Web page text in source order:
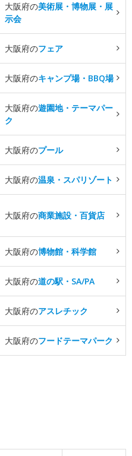
大阪府の美術展・博物展・展
示会
大阪府のフェア
大阪府のキャンプ場・BBQ場
大阪府の遊園地・テーマパー
ク
大阪府のプール
大阪府の温泉・スパリゾート
大阪府の商業施設・百貨店
大阪府の博物館・科学館
大阪府の道の駅・SA/PA
大阪府のアスレチック
大阪府のフードテーマパーク